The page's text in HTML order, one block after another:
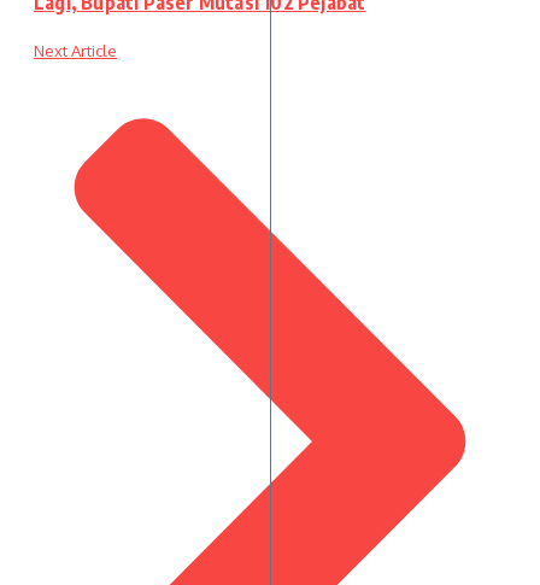
Next Article